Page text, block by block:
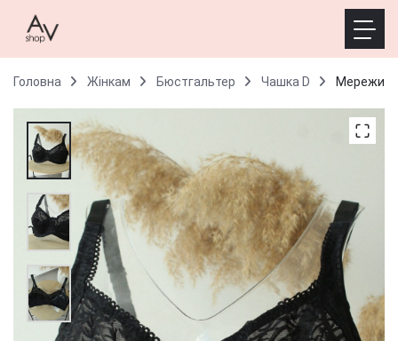
Головна Жінкам Бюстгальтер Чашка D